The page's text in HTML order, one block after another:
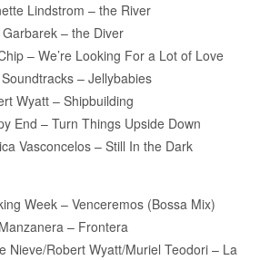
kr..
er:
199,95 kr..
Lindstrom – the River
– the Diver
– We’re Looking For a Lot of Love
– Jellybabies
Wyatt – Shipbuilding
End – Turn Things Upside Down
Vasconcelos – Still In the Dark
Week – Venceremos (Bossa Mix)
– Frontera
Nieve/Robert Wyatt/Muriel Teodori – La